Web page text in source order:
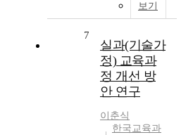
보기
7
실과(기술가
정) 교육과
정 개선 방
안 연구
이춘식
한국교육과